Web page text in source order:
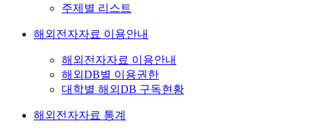
주제별 리스트
해외전자자료 이용안내
해외전자자료 이용안내
해외DB별 이용권한
대학별 해외DB 구독현황
해외전자자료 통계